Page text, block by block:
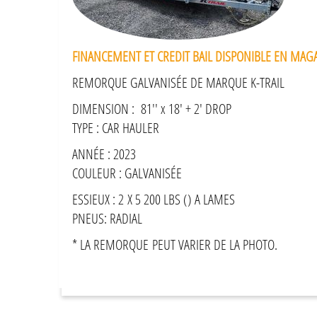
FINANCEMENT ET CREDIT BAIL DISPONIBLE EN
REMORQUE GALVANISÉE DE MARQUE K-TRAIL
DIMENSION : 81'' x 18' + 2' DROP
TYPE : CAR HAULER
ANNÉE : 2023
COULEUR : GALVANISÉE
ESSIEUX : 2 X 5 200 LBS () A LAMES
PNEUS: RADIAL
* LA REMORQUE PEUT VARIER DE LA PHOTO.